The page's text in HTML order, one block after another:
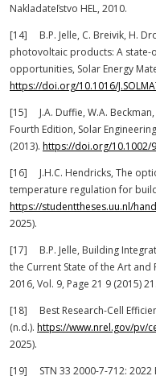
Nakladateľstvo HEL, 2010.
[14] B.P. Jelle, C. Breivik, H.
photovoltaic products: A state-
opportunities, Solar Energy
https://doi.org/10.1016/
[15] J.A. Duffie, W.A.
Fourth Edition, Solar
(2013). https://doi.org/10.1002/
[16] J.H.C. Hendricks, The
temperature regulation for
https://studenttheses.uu.nl/
2025).
[17] B.P. Jelle, Building
the Current State of the Art and
2016, Vol. 9, Page 21 9 (2015) 21.
[18] Best Research-Cell
(n.d.). https://www.nrel.gov/pv/
2025).
[19] STN 33 2000-7-712: 2022